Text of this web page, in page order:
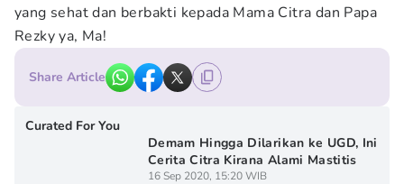
yang sehat dan berbakti kepada Mama Citra dan Papa
Rezky ya, Ma!
Share Article
Curated For You
Demam Hingga Dilarikan ke UGD, Ini
Cerita Citra Kirana Alami Mastitis
16 Sep 2020, 15:20 WIB